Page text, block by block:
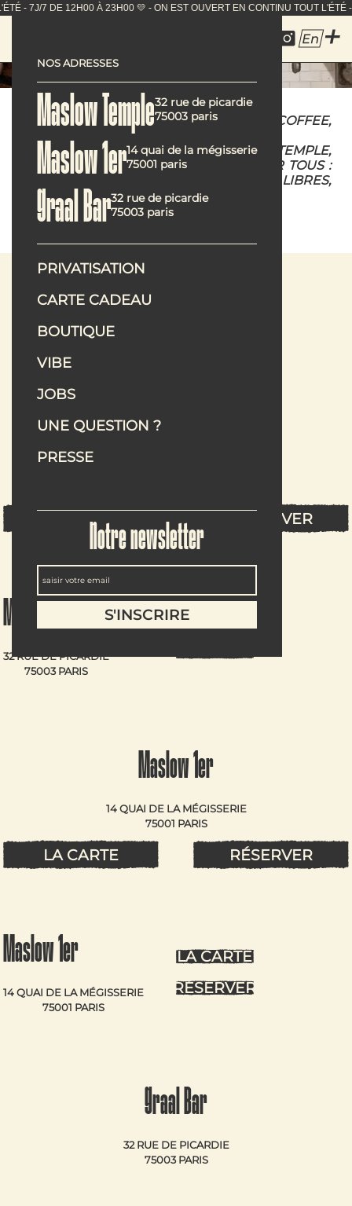
NOS ADRESSES
Maslow Temple32 rue de picardie
75003 paris
Maslow 1er14 quai de la mégisserie
75001 paris
Graal Bar32 rue de picardie
75003 paris
PRIVATISATION
CARTE CADEAU
BOUTIQUE
VIBE
JOBS
UNE QUESTION ?
PRESSE
Notre newsletter
En
GOOD FOOD, NICE DRINKS, BEST COFFEE,
POSITIVE VIBES, LOW IMPACT.
CHEZ MASLOW 1ER OU MASLOW TEMPLE,
NOUS PROPOSONS UNE CUISINE POUR TOUS :
DES PETITES ASSIETTES À PARTAGER, LIBRES,
CRÉATIVES, SANS FRONTIÈRES.
Nos adresses
Maslow Temple
LA CARTE RÉSERVER
Maslow Temple
32 RUE DE PICARDIE
75003 PARIS
LA CARTE
Maslow 1er
14 QUAI DE LA MÉGISSERIE
75001 PARIS
LA CARTE RÉSERVER
Maslow 1er
14 QUAI DE LA MÉGISSERIE
75001 PARIS
LA CARTE
RÉSERVER
Graal Bar
32 RUE DE PICARDIE
75003 PARIS